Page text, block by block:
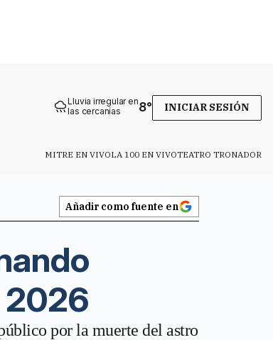
Lluvia irregular en
las cercanías
8° INICIAR SESIÓN
MITRE EN VIVOLA 100 EN VIVOTEATRO TRONADOR
Añadir como fuente en
2026
por la muerte del astro